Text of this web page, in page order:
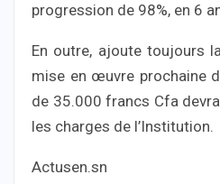
progression de 98%, en 6
En outre, ajoute toujours
mise en œuvre prochaine
de 35.000 francs Cfa
les charges de l’Institution.
Actusen.sn